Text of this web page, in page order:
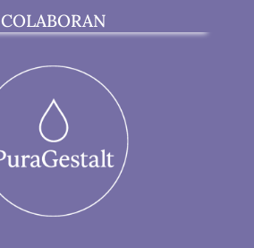
COLABORAN